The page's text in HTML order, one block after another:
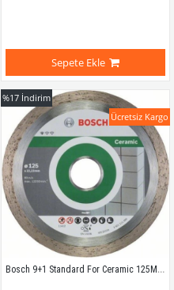
Sepete Ekle
Bosch 9+1 Standard For Ceramic 125Mm 2608603232
%17 İndirim
Ücretsiz Kargo